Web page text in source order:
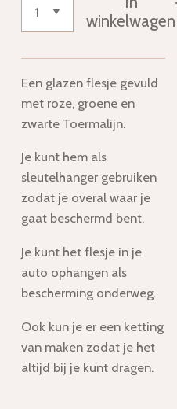
winkelwagen
Een glazen flesje gevuld
met roze, groene en
zwarte Toermalijn.
Je kunt hem als
sleutelhanger gebruiken
zodat je overal waar je
gaat beschermd bent.
Je kunt het flesje in je
auto ophangen als
bescherming onderweg.
Ook kun je er een ketting
van maken zodat je het
altijd bij je kunt dragen.